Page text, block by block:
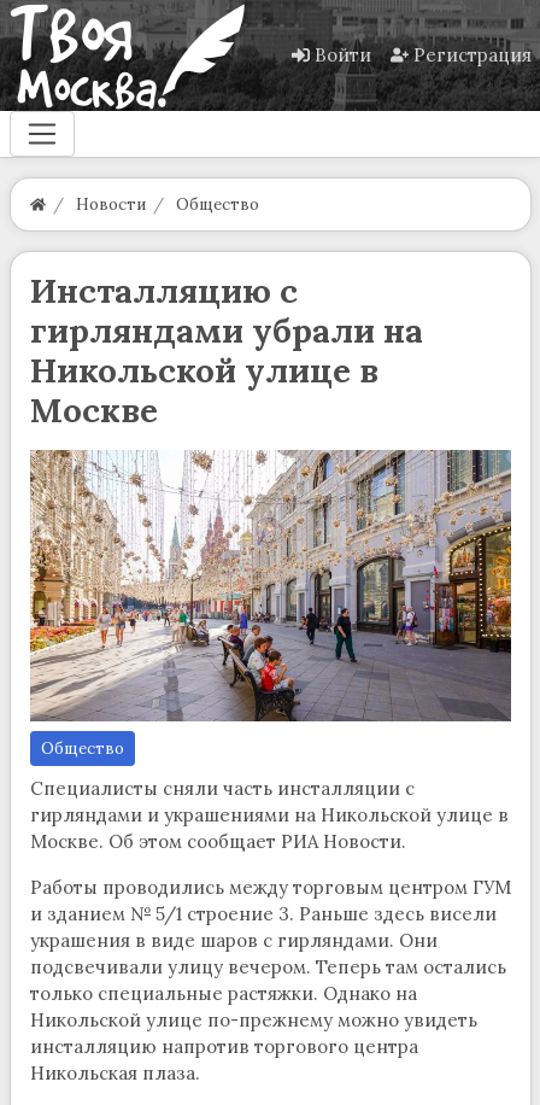
Войти Регистрация
Новости Общество
Инсталляцию с
гирляндами убрали на
Никольской улице в
Москве
Общество
Специалисты сняли часть инсталляции с
гирляндами и украшениями на Никольской улице в
Москве. Об этом сообщает РИА Новости.
Работы проводились между торговым центром ГУМ
и зданием № 5/1 строение 3. Раньше здесь висели
украшения в виде шаров с гирляндами. Они
подсвечивали улицу вечером. Теперь там остались
только специальные растяжки. Однако на
Никольской улице по-прежнему можно увидеть
инсталляцию напротив торгового центра
Никольская плаза.